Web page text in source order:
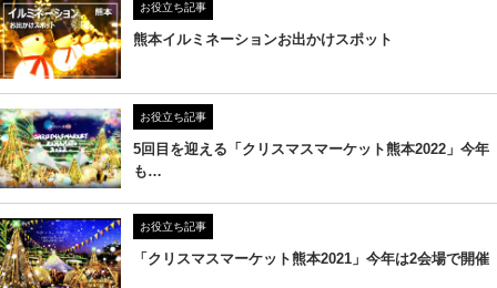
お役立ち記事
熊本イルミネーションお出かけスポット
お役立ち記事
5回目を迎える「クリスマスマーケット熊本2022」今年
も…
お役立ち記事
「クリスマスマーケット熊本2021」今年は2会場で開催